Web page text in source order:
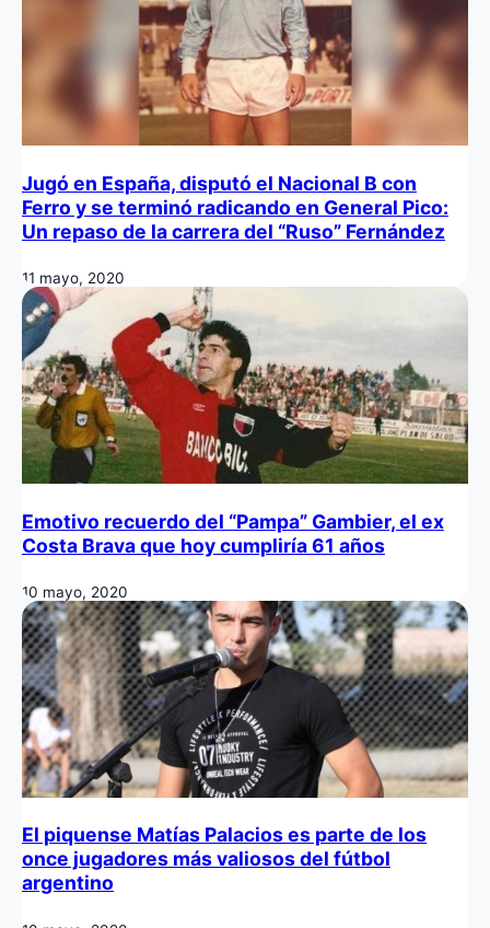
Jugó en España, disputó el Nacional B con
Ferro y se terminó radicando en General Pico:
Un repaso de la carrera del “Ruso” Fernández
11 mayo, 2020
Emotivo recuerdo del “Pampa” Gambier, el ex
Costa Brava que hoy cumpliría 61 años
10 mayo, 2020
El piquense Matías Palacios es parte de los
once jugadores más valiosos del fútbol
argentino